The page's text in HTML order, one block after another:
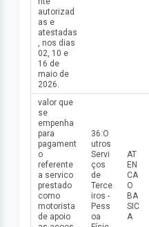
autorizad
as e
atestadas
, nos dias
02, 10 e
16 de
maio de
2026.
valor que
se
empenha
para
pagament
o
referente
a servico
prestado
como
motorista
de apoio
36:O
utros
Servi
ços
de
Terce
iros -
Pess
oa
AT
EN
CA
O
BA
SIC
A